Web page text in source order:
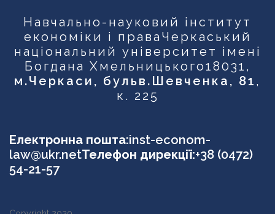
Навчально-науковий інститут
економіки і права Черкаський
національний університет імені
Богдана Хмельницького18031,
м.Черкаси, бульв.Шевченка, 81 ,
к. 225
Електронна пошта:inst-econom-
law@ukr.netТелефон дирекції:+38 (0472)
54-21-57